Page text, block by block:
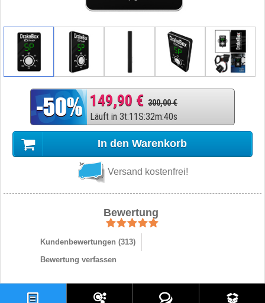
149,90 € 300,00 €
Läuft in 3t:11S:32m:39s
In den Warenkorb
Versand kostenfrei!
Bewertung
Kundenbewertungen (313)
Bewertung verfassen